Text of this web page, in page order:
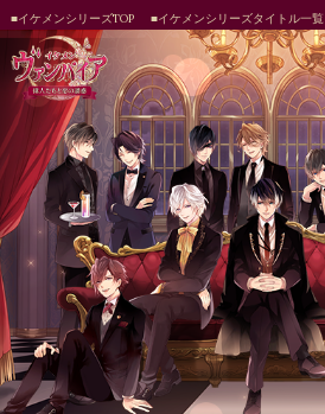
■イケメンシリーズTOP ■イケメンシリーズタイトル一覧